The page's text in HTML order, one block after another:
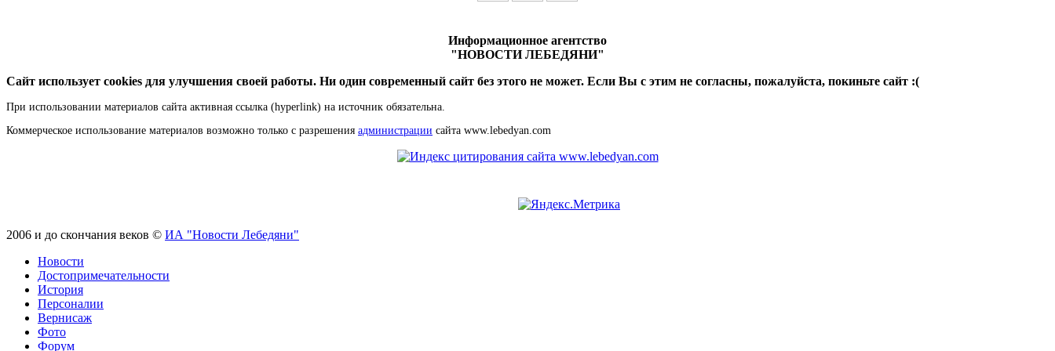
Информационное агентство
"НОВОСТИ ЛЕБЕДЯНИ"
Сайт использует cookies для улучшения своей работы. Ни один современный сайт без этого не может. Если Вы с этим не согласны, пожалуйста, покиньте сайт :(
При использовании материалов сайта активная ссылка (hyperlink) на источник обязательна.
Коммерческое использование материалов возможно только с разрешения администрации сайта www.lebedyan.com
2006 и до скончания веков © ИА "Новости Лебедяни"
Новости
Достопримечательности
История
Персоналии
Вернисаж
Фото
Форум